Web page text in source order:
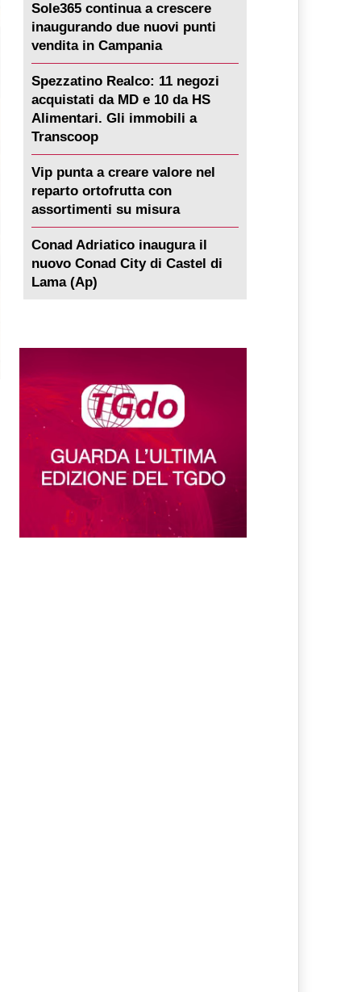
Sole365 continua a crescere
inaugurando due nuovi punti
vendita in Campania
Spezzatino Realco: 11 negozi
acquistati da MD e 10 da HS
Alimentari. Gli immobili a
Transcoop
Vip punta a creare valore nel
reparto ortofrutta con
assortimenti su misura
Conad Adriatico inaugura il
nuovo Conad City di Castel di
Lama (Ap)